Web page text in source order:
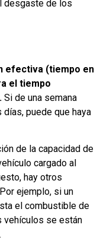
desgaste de los
efectiva (tiempo en
el tiempo
Si de una semana
puede que haya
de la capacidad de
cargado al
hay otros
ejemplo, si un
el combustible de
vehículos se están